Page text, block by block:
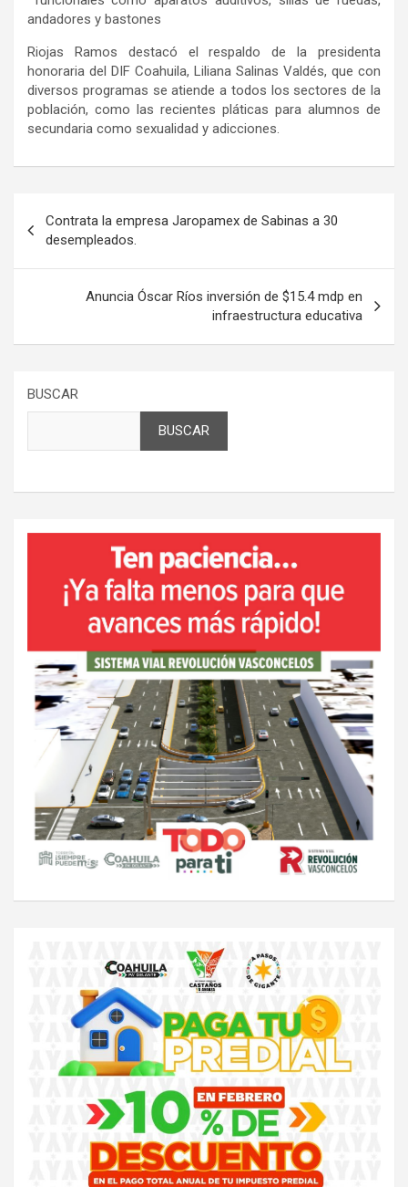
andadores y bastones
Riojas Ramos destacó el respaldo de la presidenta
honoraria del DIF Coahuila, Liliana Salinas Valdés, que con
diversos programas se atiende a todos los sectores de la
población, como las recientes pláticas para alumnos de
secundaria como sexualidad y adicciones.
de
entradas
Contrata la empresa Jaropamex de Sabinas a 30
desempleados.
Anuncia Óscar Ríos inversión de $15.4 mdp en
infraestructura educativa
BUSCAR
BUSCAR